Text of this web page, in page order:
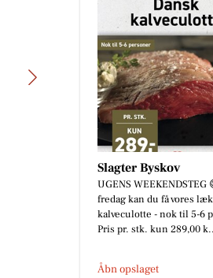
Slagter Byskov
UGENS WEEKENDSTEG
fredag kan du få vores
kalveculotte - nok til 5-6
Pris pr. stk. kun 289,00
Åbn opslaget